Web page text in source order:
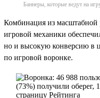
Баннеры, которые ведут на
Комбинация из
игровой механики
но и высокую конверсию в
по игровой воронке.